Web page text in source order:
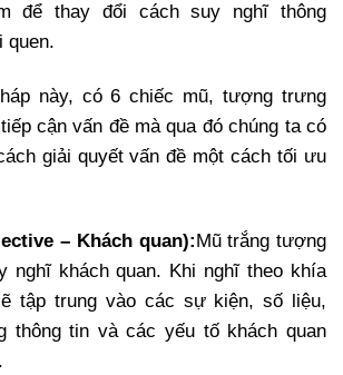
để thay đổi cách suy nghĩ thông
quen.
này, có 6 chiếc mũ, tượng trưng
cận vấn đề mà qua đó chúng ta có
giải quyết vấn đề một cách tối ưu
– Khách quan): Mũ trắng tượng
nghĩ khách quan. Khi nghĩ theo khía
tập trung vào các sự kiện, số liệu,
thông tin và các yếu tố khách quan